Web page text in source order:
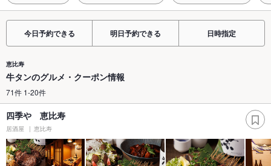
今日予約できる 明日予約できる 日時指定
恵比寿
牛タンのグルメ・クーポン情報
71件 1-20件
四季や 恵比寿
居酒屋 恵比寿